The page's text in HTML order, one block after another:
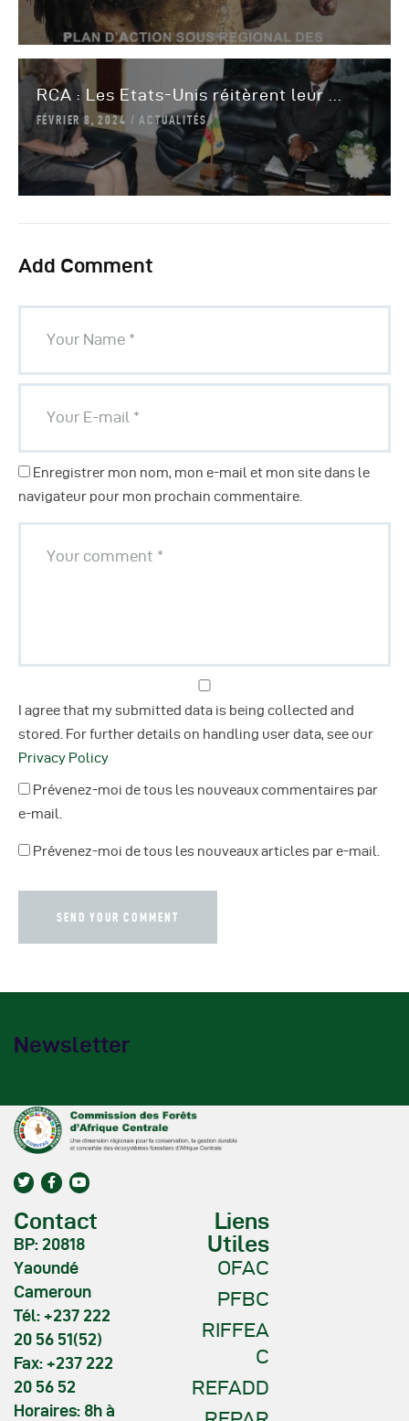
RCA : Les Etats-Unis réitèrent leur ...
FÉVRIER 8, 2024 ACTUALITÉS
Add Comment
Enregistrer mon nom, mon e-mail et mon site dans le
navigateur pour mon prochain commentaire.
I agree that my submitted data is being collected and
stored. For further details on handling user data, see our
Privacy Policy
Prévenez-moi de tous les nouveaux commentaires par
e-mail.
Prévenez-moi de tous les nouveaux articles par e-mail.
Newsletter
Contact
BP: 20818
Yaoundé
Cameroun
Tél: +237 222
20 56 51(52)
Fax: +237 222
20 56 52
Horaires: 8h à
Liens
Utiles
OFAC
PFBC
RIFFEA
C
REFADD